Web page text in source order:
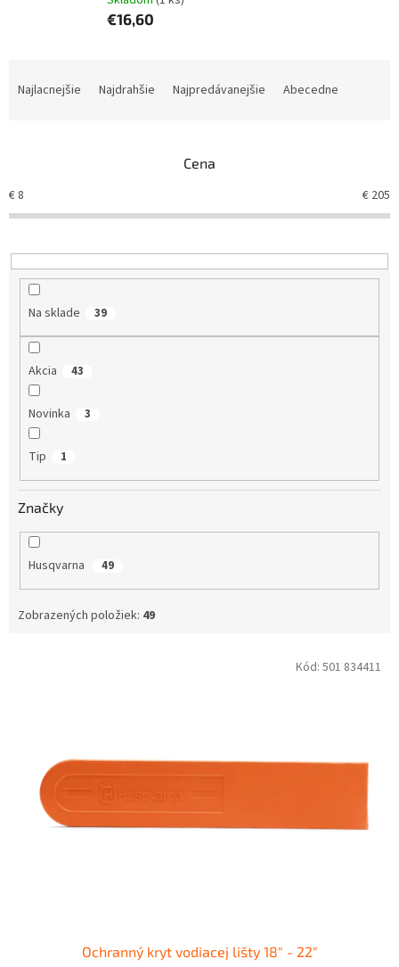
€16,60
e
p
r
d
Najlacnejšie Najdrahšie Najpredávanejšie Abecedne
Cena
€8 € 205
Na sklade 39
Akcia 43
Novinka 3
Tip 1
Značky
Husqvarna 49
Zobrazených položiek: 49
Ochranný kryt vodiacej lišty 18" - 22"
Kód: 501 834411